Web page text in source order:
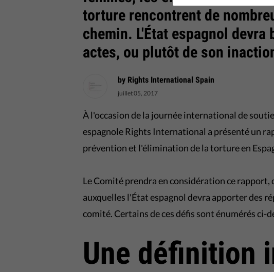
torture rencontrent de
chemin. L'État espagnol
actes, ou plutôt de son
by Rights International Spain
juillet 05, 2017
À l'occasion de la journée international de
espagnole Rights International a présenté un
prévention et l'élimination de la torture en
Le Comité prendra en considération ce
auxquelles l'État espagnol devra apporter des
comité. Certains de ces défis sont énumérés ci-
Une définition